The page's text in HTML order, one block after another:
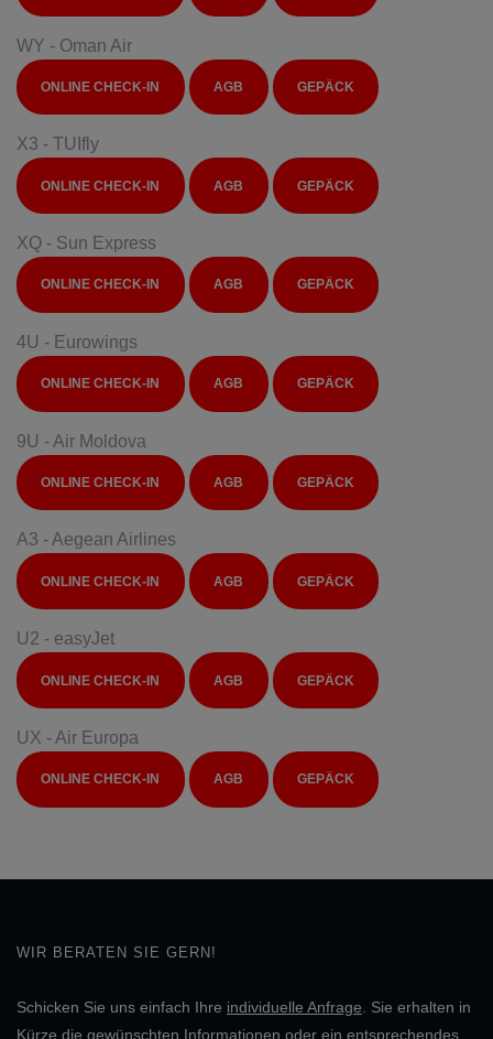
WY - Oman Air
ONLINE CHECK-IN AGB GEPÄCK
X3 - TUIfly
ONLINE CHECK-IN AGB GEPÄCK
XQ - Sun Express
ONLINE CHECK-IN AGB GEPÄCK
4U - Eurowings
ONLINE CHECK-IN AGB GEPÄCK
9U - Air Moldova
ONLINE CHECK-IN AGB GEPÄCK
A3 - Aegean Airlines
ONLINE CHECK-IN AGB GEPÄCK
U2 - easyJet
ONLINE CHECK-IN AGB GEPÄCK
UX - Air Europa
ONLINE CHECK-IN AGB GEPÄCK
WIR BERATEN SIE GERN!
Schicken Sie uns einfach Ihre individuelle Anfrage . Sie erhalten in
Kürze die gewünschten Informationen oder ein entsprechendes